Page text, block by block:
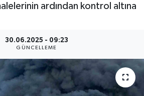
ardından kontrol altına
30.06.2025 - 09:23
GÜNCELLEME